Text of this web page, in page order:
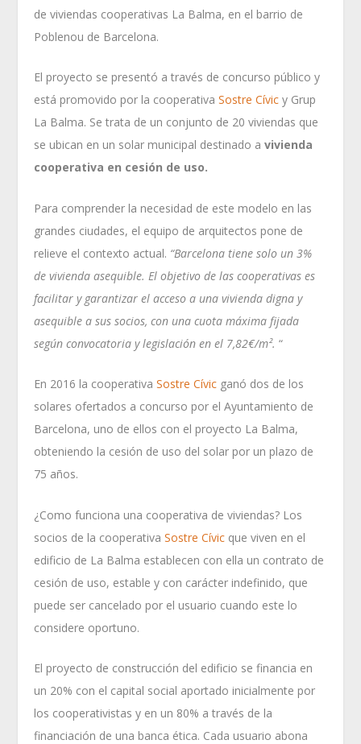
de viviendas cooperativas La Balma, en el barrio de
Poblenou de Barcelona.
El proyecto se presentó a través de concurso público y
está promovido por la cooperativaSostre Cívic y Grup
La Balma. Se trata de un conjunto de 20 viviendas que
se ubican en un solar municipal destinado avivienda
cooperativa en cesión de uso.
Para comprender la necesidad de este modelo en las
grandes ciudades, el equipo de arquitectos pone de
relieve el contexto actual. “Barcelona tiene solo un 3%
de vivienda asequible. El objetivo de las cooperativas es
facilitar y garantizar el acceso a una vivienda digna y
asequible a sus socios, con una cuota máxima fijada
según convocatoria y legislación en el 7,82€/m². “
En 2016 la cooperativaSostre Cívic ganó dos de los
solares ofertados a concurso por el Ayuntamiento de
Barcelona, uno de ellos con el proyecto La Balma,
obteniendo la cesión de uso del solar por un plazo de
75 años.
¿Como funciona una cooperativa de viviendas? Los
socios de la cooperativaSostre Cívic que viven en el
edificio de La Balma establecen con ella un contrato de
cesión de uso, estable y con carácter indefinido, que
puede ser cancelado por el usuario cuando este lo
considere oportuno.
El proyecto de construcción del edificio se financia en
un 20% con el capital social aportado inicialmente por
los cooperativistas y en un 80% a través de la
financiación de una banca ética. Cada usuario abona